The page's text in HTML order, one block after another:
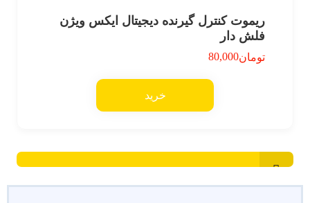
ریموت کنترل گیرنده دیجیتال ایکس ویژن
فلش دار
تومان80,000
خرید